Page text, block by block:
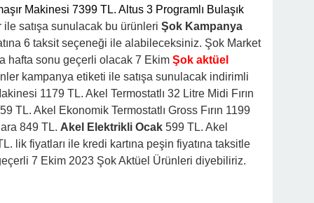
Makinesi 7399 TL. Altus 3 Programlı Bulaşık
satışa sunulacak bu ürünleri Şok Kampanya
6 taksit seçeneği ile alabileceksiniz. Şok Market
hafta sonu geçerli olacak 7 Ekim Şok aktüel
kampanya etiketi ile satışa sunulacak indirimli
1179 TL. Akel Termostatlı 32 Litre Midi Fırın
TL. Akel Ekonomik Termostatlı Gross Fırın 1199
849 TL. Akel Elektrikli Ocak 599 TL. Akel
lik fiyatları ile kredi kartına peşin fiyatına taksitle
7 Ekim 2023 Şok Aktüel Ürünleri diyebiliriz.